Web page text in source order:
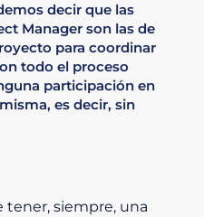
decir que las
Manager son las de
para coordinar
todo el proceso
participación en
es decir, sin
tener, siempre, una